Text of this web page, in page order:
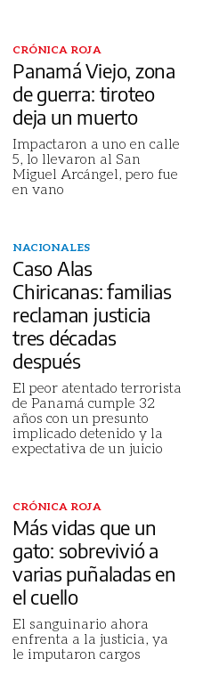
CRÓNICA ROJA
Panamá Viejo, zona
de guerra: tiroteo
deja un muerto
Impactaron a uno en calle
5, lo llevaron al San
Miguel Arcángel, pero fue
en vano
NACIONALES
Caso Alas
Chiricanas: familias
reclaman justicia
tres décadas
después
El peor atentado terrorista
de Panamá cumple 32
años con un presunto
implicado detenido y la
expectativa de un juicio
CRÓNICA ROJA
Más vidas que un
gato: sobrevivió a
varias puñaladas en
el cuello
El sanguinario ahora
enfrenta a la justicia, ya
le imputaron cargos